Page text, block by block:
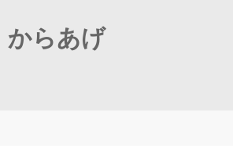
からあげ